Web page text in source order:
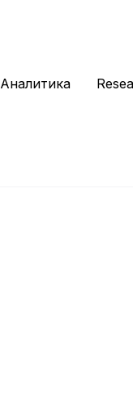
Аналитика